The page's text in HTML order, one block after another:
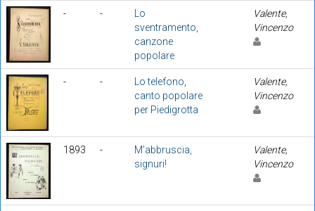
- -
Lo
sventramento,
canzone
popolare
Valente,
Vincenzo
- -
Lo telefono,
canto popolare
per Piedigrotta
Valente,
Vincenzo
1893 -
M'abbruscia,
signuri!
Valente,
Vincenzo